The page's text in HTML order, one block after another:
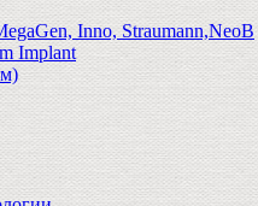
Inno, Straumann,NeoB
Implant